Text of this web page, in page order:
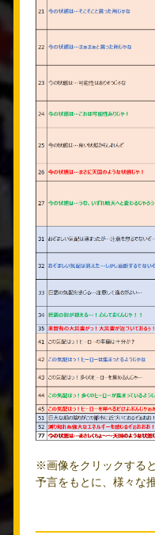
※画像をクリックする
予言をもとに、様々な